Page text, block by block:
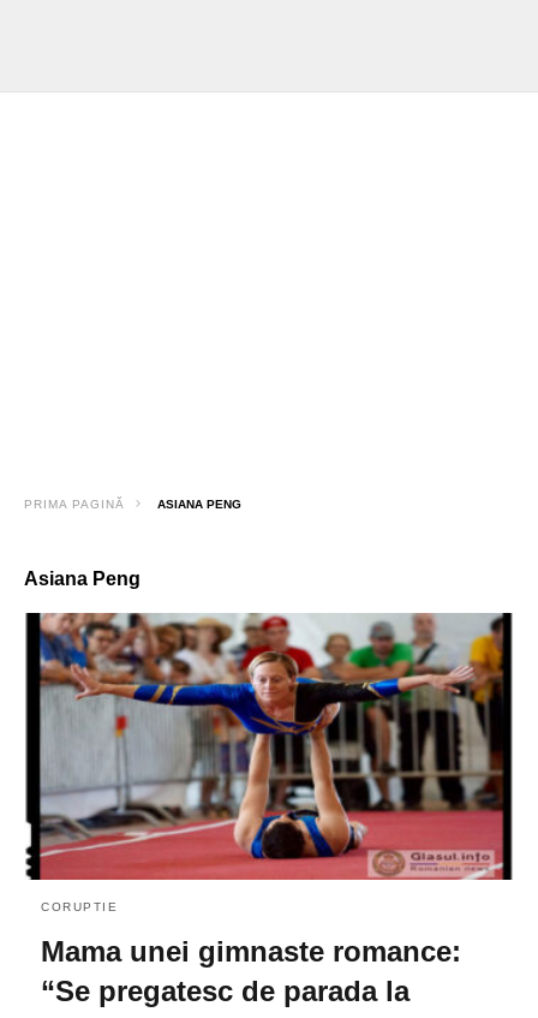
PRIMA PAGINĂ ASIANA PENG
Asiana Peng
CORUPTIE
Mama unei gimnaste romance:
“Se pregatesc de parada la